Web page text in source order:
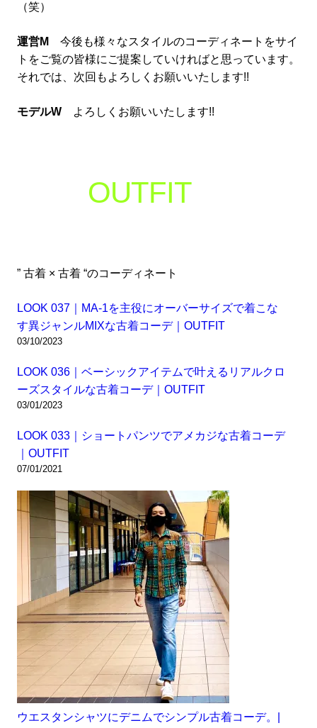
（笑）
運営M
今後も様々なスタイルのコーディネートをサイ
トをご覧の皆様にご提案していければと思っています。
それでは、次回もよろしくお願いいたします!!
モデルW よろしくお願いいたします!!
OUTFIT
” 古着 × 古着 “のコーディネート
LOOK 037｜MA-1を主役にオーバーサイズで着こな
す異ジャンルMIXな古着コーデ｜OUTFIT
03/10/2023
LOOK 036｜ベーシックアイテムで叶えるリアルクロ
ーズスタイルな古着コーデ｜OUTFIT
03/01/2023
LOOK 033｜ショートパンツでアメカジな古着コーデ
｜OUTFIT
07/01/2021
ウエスタンシャツにデニムでシンプル古着コーデ。|